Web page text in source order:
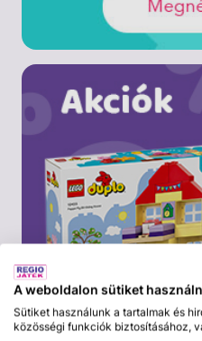
A weboldalon sütiket
Sütiket használunk a tartalmak és
közösségi funkciók biztosításához,